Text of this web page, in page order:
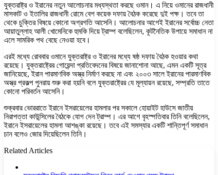
যুক্তরাষ্ট্র ও ইরানের নতুন আলোচনার মধ্যস্থতা করছে ওমান। এ নিয়ে ওমানের রাজধানী
মাসকাট ও ইতালির রাজধানী রোমে বেশ কয়েক দফায় বৈঠক করেছে দুই পক্ষ। তবে তা
থেকে চুক্তির বিষয়ে কোনো অগ্রগতি আসেনি। আলোচনার আগেই ইরানের সর্বোচ্চ নেতা
আয়াতুল্লাহ আলী খোমেনিকে হুমকি দিয়ে ট্রাম্প বলেছিলেন, কূটনৈতিক উপায়ে সমাধান না
এলে সামরিক পথ বেছে নেওয়া হবে।
এরই মধ্যে রোববার ওমানে যুক্তরাষ্ট্র ও ইরানের মধ্যে ষষ্ঠ দফায় বৈঠক হওয়ার কথা
রয়েছে। যুক্তরাষ্ট্রের গোয়েন্দা প্রতিবেদনের বিষয়ে জানাশোনা আছে, এমন একটি সূত্র
জানিয়েছে, ইরান পারমাণবিক অস্ত্র নির্মাণ করছে না এবং ২০০৩ সালে ইরানের পারমাণবিক
অস্ত্র প্রকল্প পুনরায় শুরু করা হয়নি বলে যুক্তরাষ্ট্রের যে মূল্যায়ন রয়েছে, সম্প্রতি তাতে
কোনো পরিবর্তন আসেনি।
শুক্রবার ভোররাতে ইরানে ইসরায়েলের হামলার পর সকালে হোয়াইট হাউসে জাতীয়
নিরাপত্তা কাউন্সিলের বৈঠকে যোগ দেন ট্রাম্প। এর আগে বৃহস্পতিবার তিনি বলেছিলেন,
ইরানে ইসরায়েলের হামলা আশঙ্কা রয়েছে। তবে এই সমস্যার একটি শান্তিপূর্ণ সমাধান
চান বলেও জোর দিয়েছিলেন তিনি।
Related Articles